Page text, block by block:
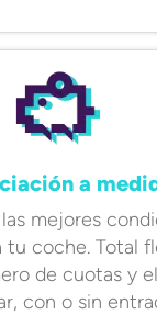
a
mejores
tu coche. Total
de cuotas y
con o sin